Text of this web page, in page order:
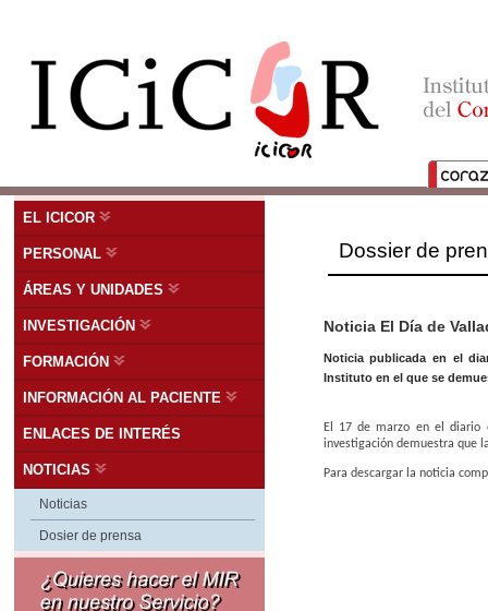
EL ICICOR
PERSONAL
ÁREAS Y UNIDADES
INVESTIGACIÓN
FORMACIÓN
INFORMACIÓN AL PACIENTE
ENLACES DE INTERÉS
NOTICIAS
Noticias
Dosier de prensa
Dossier de
Noticia El Día de
Noticia publicada en el
Instituto en el que se
El 17 de marzo en el diario
investigación demuestra que
Para descargar la noticia